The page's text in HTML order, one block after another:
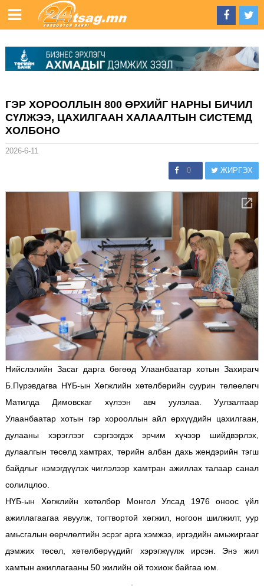
ГЭР ХОРООЛЛЫН 800 ӨРХИЙГ НАРНЫ БИЧИЛ
СҮЛЖЭЭ, ЦАХИЛГААН ХАЛААЛТЫН СИСТЕМД
ХОЛБОНО
2026-6-11
0 ЖИРГЭХ
Нийслэлийн Засаг дарга бөгөөд Улаанбаатар хотын Захирагч
Б.Пүрэвдагва НҮБ-ын Хөгжлийн хөтөлбөрийн суурин төлөөлөгч
Матилда Димовскаг хүлээн авч уулзлаа. Уулзалтаар
Улаанбаатар хотын гэр хорооллын айл өрхүүдийн цахилгаан,
дулааны хэрэглээг сэргээгдэх эрчим хүчээр шийдвэрлэх,
дулаалгын төсөлд хамтрах, төрийн албан дахь жендэрийн тэгш
байдлыг нэмэгдүүлэх чиглэлээр хамтран ажиллах талаар санал
солилцлоо.
НҮБ-ын Хөгжлийн хөтөлбөр Монгол Улсад 1976 оноос үйл
ажиллагаагаа явуулж, тогтвортой хөгжил, ногоон шилжилт, уур
амьсгалын өөрчлөлтийн эсрэг арга хэмжээ, иргэдийн амьжиргааг
дэмжих төсөл, хөтөлбөрүүдийг хэрэгжүүлж ирсэн. Энэ жил
хамтын ажиллагааны 50 жилийн ой тохиож байгаа юм.